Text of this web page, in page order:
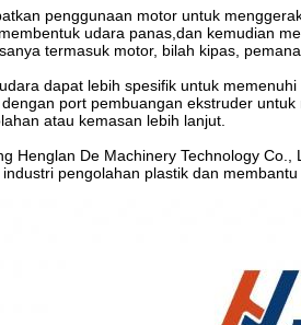
penggunaan motor untuk
udara panas,dan kemudian
termasuk motor, bilah kipas,
dapat lebih spesifik untuk
port pembuangan ekstruder
atau kemasan lebih lanjut.
Henglan De Machinery Technology
pengolahan plastik dan